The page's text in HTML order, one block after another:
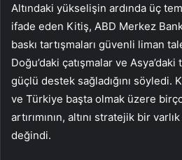
Altındaki yükselişin ardında üç
ifade eden Kitiş, ABD Merkez
baskı tartışmaları güvenli liman
Doğu’daki çatışmalar ve
güçlü destek sağladığını söyledi.
ve Türkiye başta olmak üzere
artırımının, altını stratejik bir
değindi.